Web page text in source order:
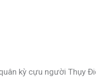
kỳ cựu người Thụy